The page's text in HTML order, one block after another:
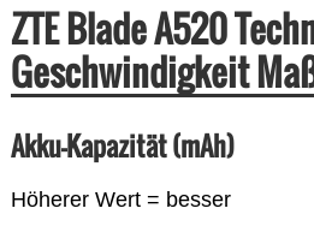
ZTE Blade A520
Geschwindigkeit
Akku-Kapazität (mAh)
Höherer Wert = besser